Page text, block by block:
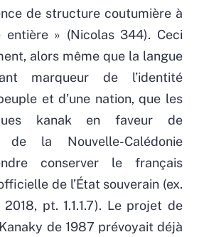
de structure coutumière à
entière » (Nicolas 344). Ceci
alors même que la langue
marqueur de l’identité
et d’une nation, que les
kanak en faveur de
de la Nouvelle-Calédonie
conserver le français
de l’État souverain (ex.
pt. 1.1.1.7). Le projet de
de 1987 prévoyait déjà